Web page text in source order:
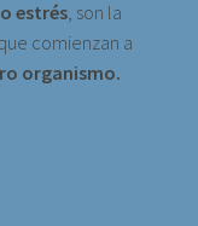
estrés, son la
comienzan a
organismo.